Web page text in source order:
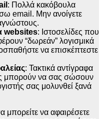
: Πολλά κακόβουλα
email. Μην ανοίγετε
websites: Ιστοσελίδες που
“δωρεάν” λογισμικά
να επισκέπτεστε
: Τακτικά αντίγραφα
μπορούν να σας σώσουν
σας μολυνθεί ξανά
να αφαιρέσετε